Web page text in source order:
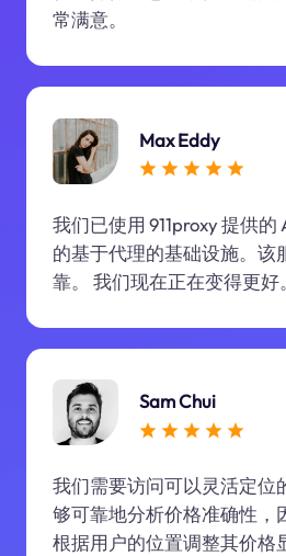
常满意。
Max Eddy
我们已使用 911proxy 提供的
的基于代理的基础设施。该
靠。 我们现在正在变得更好。
Sam Chui
我们需要访问可以灵活定位
够可靠地分析价格准确性，
根据用户的位置调整其价格